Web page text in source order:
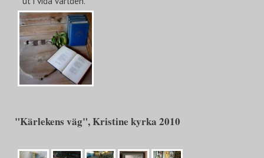
"Kärlekens väg", Kristine kyrka 2010